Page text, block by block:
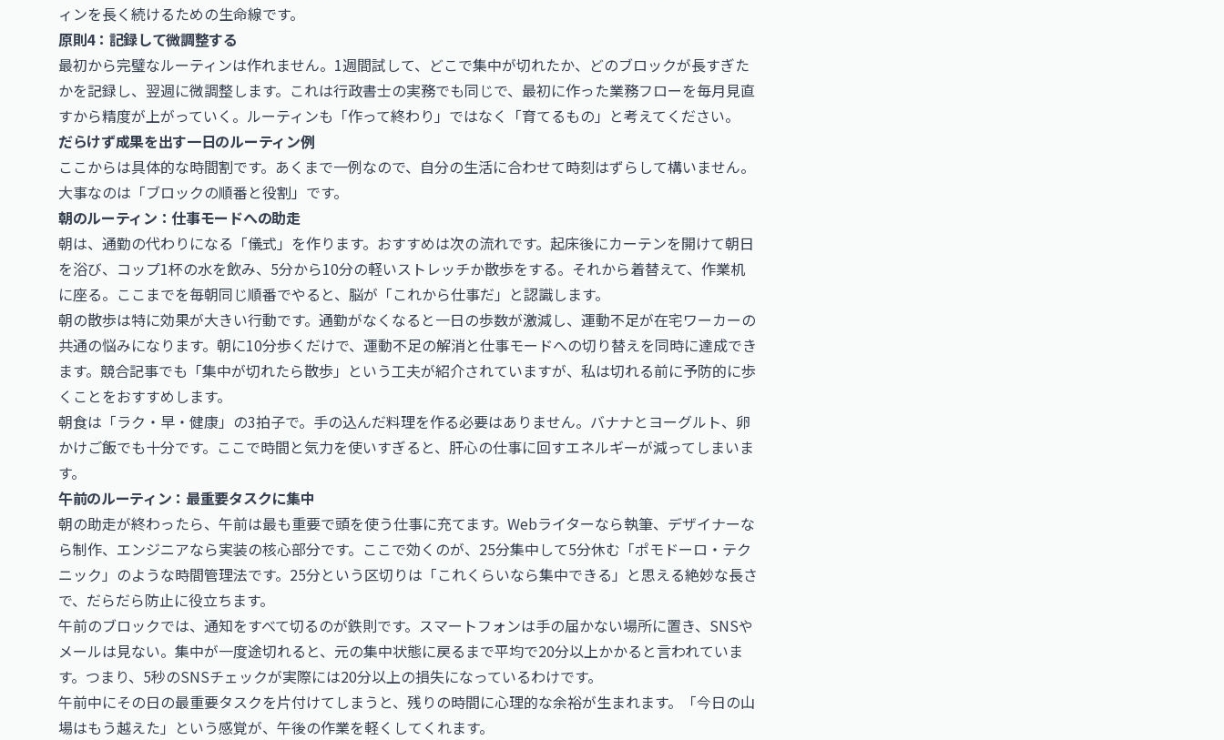
ィンを長く続けるための生命線です。
原則4：記録して微調整する
最初から完璧なルーティンは作れません。1週間試して、どこで集中が切れたか、どのブロックが長すぎた
かを記録し、翌週に微調整します。これは行政書士の実務でも同じで、最初に作った業務フローを毎月見直
すから精度が上がっていく。ルーティンも「作って終わり」ではなく「育てるもの」と考えてください。
だらけず成果を出す一日のルーティン例
ここからは具体的な時間割です。あくまで一例なので、自分の生活に合わせて時刻はずらして構いません。
大事なのは「ブロックの順番と役割」です。
朝のルーティン：仕事モードへの助走
朝は、通勤の代わりになる「儀式」を作ります。おすすめは次の流れです。起床後にカーテンを開けて朝日
を浴び、コップ1杯の水を飲み、5分から10分の軽いストレッチか散歩をする。それから着替えて、作業机
に座る。ここまでを毎朝同じ順番でやると、脳が「これから仕事だ」と認識します。
朝の散歩は特に効果が大きい行動です。通勤がなくなると一日の歩数が激減し、運動不足が在宅ワーカーの
共通の悩みになります。朝に10分歩くだけで、運動不足の解消と仕事モードへの切り替えを同時に達成でき
ます。競合記事でも「集中が切れたら散歩」という工夫が紹介されていますが、私は切れる前に予防的に歩
くことをおすすめします。
朝食は「ラク・早・健康」の3拍子で。手の込んだ料理を作る必要はありません。バナナとヨーグルト、卵
かけご飯でも十分です。ここで時間と気力を使いすぎると、肝心の仕事に回すエネルギーが減ってしまいま
す。
午前のルーティン：最重要タスクに集中
朝の助走が終わったら、午前は最も重要で頭を使う仕事に充てます。Webライターなら執筆、デザイナーな
ら制作、エンジニアなら実装の核心部分です。ここで効くのが、25分集中して5分休む「ポモドーロ・テク
ニック」のような時間管理法です。25分という区切りは「これくらいなら集中できる」と思える絶妙な長さ
で、だらだら防止に役立ちます。
午前のブロックでは、通知をすべて切るのが鉄則です。スマートフォンは手の届かない場所に置き、SNSや
メールは見ない。集中が一度途切れると、元の集中状態に戻るまで平均で20分以上かかると言われていま
す。つまり、5秒のSNSチェックが実際には20分以上の損失になっているわけです。
午前中にその日の最重要タスクを片付けてしまうと、残りの時間に心理的な余裕が生まれます。「今日の山
場はもう越えた」という感覚が、午後の作業を軽くしてくれます。